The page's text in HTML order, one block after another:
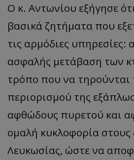
Ο κ. Αντωνίου εξήγησε
βασικά ζητήματα που
τις αρμόδιες υπηρεσίες:
ασφαλής μετάβαση των
τρόπο που να τηρούνται
περιορισμού της
αφθώδους πυρετού και
ομαλή κυκλοφορία στους
Λευκωσίας, ώστε να